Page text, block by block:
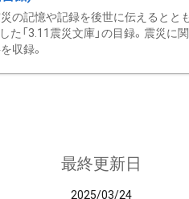
の記憶や記録を後世に伝えるとと
「3.11震災文庫」の目録。震災に
収録。
最終更新日
2025/03/24